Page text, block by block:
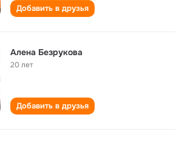
Добавить в друзья
Алена Безрукова
20 лет
Добавить в друзья